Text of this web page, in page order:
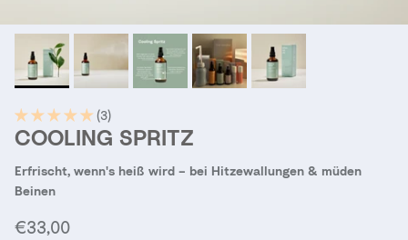
(3)
COOLING SPRITZ
Erfrischt, wenn's heiß wird – bei Hitzewallungen & müden
Beinen
Normaler Preis
€33,00